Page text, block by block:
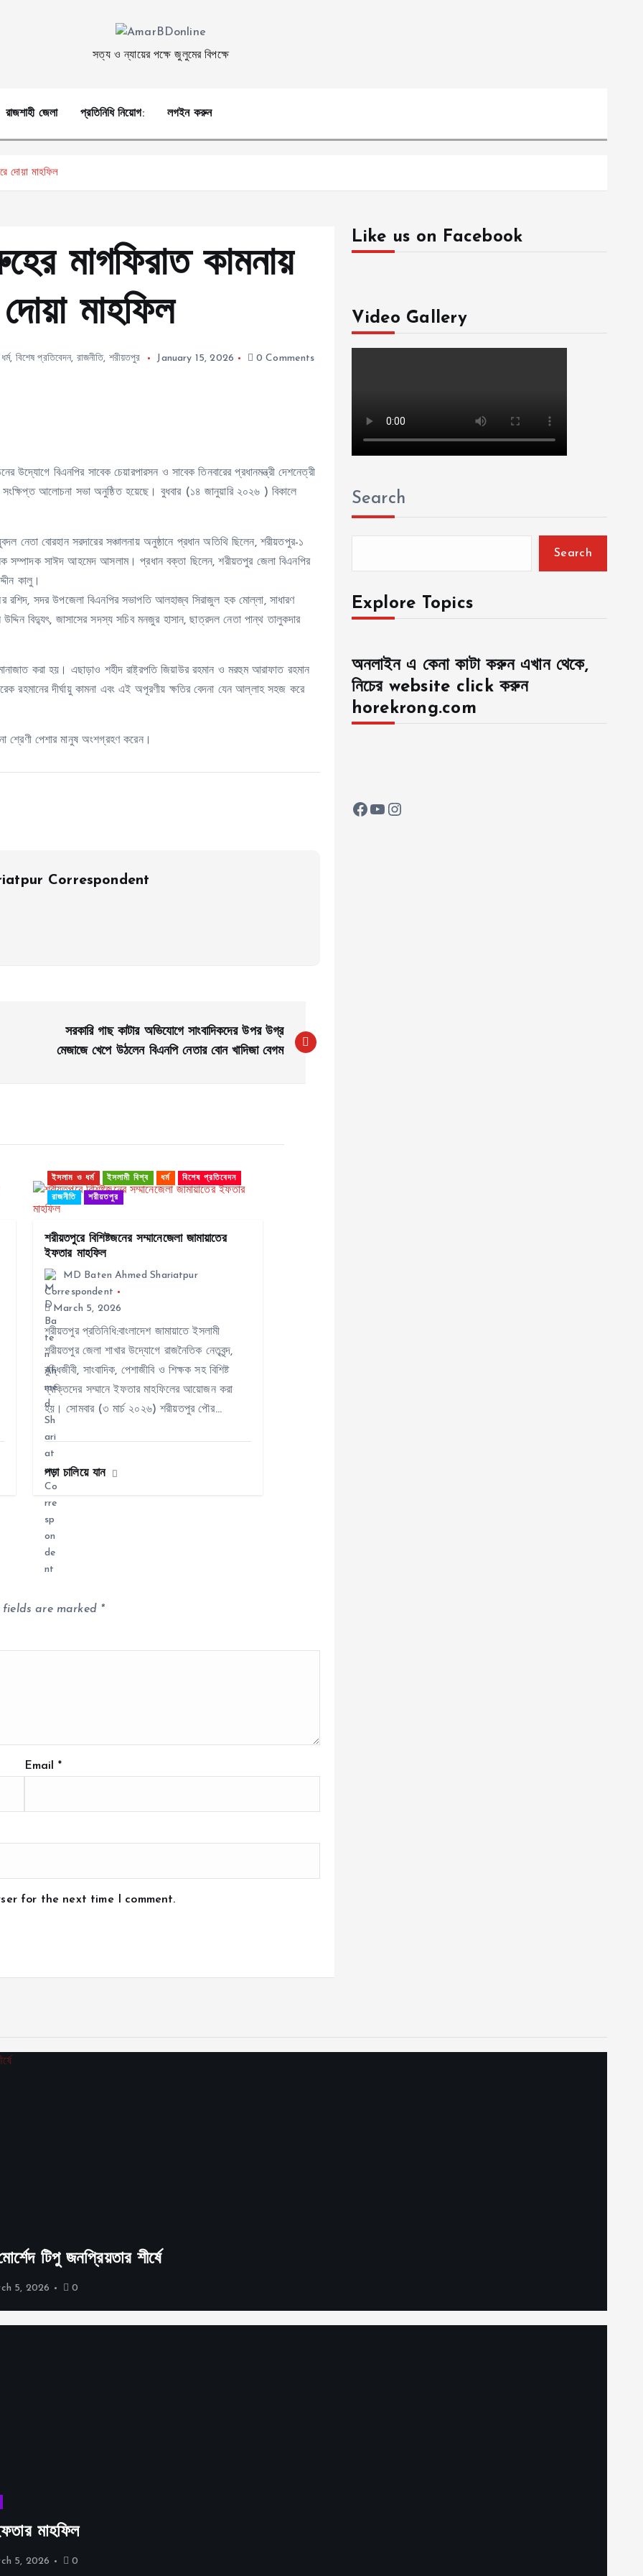
সত্য ও ন্যায়ের পক্ষে জুলুমের বিপক্ষে
রাজশাহী জেলা প্রতিনিধি নিয়োগ: লগইন করুন
দোয়া মাহফিল
মাগফিরাত কামনায়
মাহফিল
, বিশেষ প্রতিবেদন, রাজনীতি, শরীয়তপুর January 15, 2026 0 Comments
বিএনপির সাবেক চেয়ারপারসন ও সাবেক তিনবারের প্রধানমন্ত্রী দেশনেত্রী
সংক্ষিপ্ত আলোচনা সভা অনুষ্ঠিত হয়েছে। বুধবার (১৪ জানুয়ারি ২০২৬ ) বিকালে
বোরহান সরদারের সঞ্চালনায় অনুষ্ঠানে প্রধান অতিথি ছিলেন, শরীয়তপুর-১
সম্পাদক সাঈদ আহমেদ আসলাম। প্রধান বক্তা ছিলেন, শরীয়তপুর জেলা বিএনপির
কালু।
রশিদ, সদর উপজেলা বিএনপির সভাপতি আলহাজ্ব সিরাজুল হক মোল্লা, সাধারণ
বিদ্যুৎ, জাসাসের সদস্য সচিব মনজুর হাসান, ছাত্রদল নেতা পান্থ তালুকদার
করা হয়। এছাড়াও শহীদ রাষ্ট্রপতি জিয়াউর রহমান ও মরহুম আরাফাত রহমান
রহমানের দীর্ঘায়ু কামনা এবং এই অপূরণীয় ক্ষতির বেদনা যেন আল্লাহ সহজ করে
শ্রেণী পেশার মানুষ অংশগ্রহণ করেন।
Correspondent
সরকারি গাছ কাটার অভিযোগে সাংবাদিকদের উপর উগ্র
মেজাজে খেপে উঠলেন বিএনপি নেতার বোন খাদিজা বেগম
ইসলাম ও ধর্ম ইসলামী বিশ্ব ধর্ম বিশেষ প্রতিবেদন
রাজনীতি শরীয়তপুর
শরীয়তপুরে বিশিষ্টজনের সম্মানেজেলা জামায়াতের
ইফতার মাহফিল
MD Baten Ahmed Shariatpur
Correspondent
March 5, 2026
শরীয়তপুর প্রতিনিধি:বাংলাদেশ জামায়াতে ইসলামী
শরীয়তপুর জেলা শাখার উদ্যোগে রাজনৈতিক নেতৃবৃন্দ,
বুদ্ধিজীবী, সাংবাদিক, পেশাজীবি ও শিক্ষক সহ বিশিষ্ট
ব্যক্তিদের সম্মানে ইফতার মাহফিলের আয়োজন করা
হয়। সোমবার (৩ মার্চ ২০২৬) শরীয়তপুর পৌর…
পড়া চালিয়ে যান
fields are marked *
Email *
for the next time I comment.
Like us on Facebook
Video Gallery
Search
Search
Explore Topics
অনলাইন এ কেনা কাটা করুন এখান থেকে,
নিচের website click করুন
horekrong.com
Facebook YouTube Instagram
টিপু জনপ্রিয়তার শীর্ষে
5, 2026 0
মাহফিল
5, 2026 0